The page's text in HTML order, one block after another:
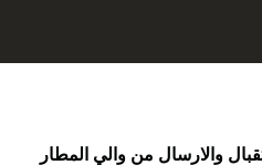
والارسال من والي المطار